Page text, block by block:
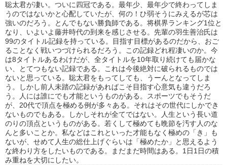
聡太君が凄い。ついに四冠である。最年少、最年少で終わってしま
うのではないかと心配していたが、何の！ひ弱そうにみえるが芯は
強いのだろう。とんでもない勝負師である。将棋界ランキング1位と
なり、いよいよ藤井時代の到来を感じさせる。先輩の羽生善治氏は
99のタイトル記録を持っている。目指す目標があるのだから、おご
ることなく戦いつづけられるだろう。この記録どれ程凄いのか。今
は8タイトルあるわけだが、全タイトルを10年取り続けても届かな
い、とてつもない記録である。これは今後絶対に破られるものでは
ないと思っている。聡太君をもってしても、うーんとなってしま
う。しかし前人未踏の記録があればこそ目指す心意気も違うだろ
う。人には誰にでも才能というものがある。スポーツでもそうだ
が、20代で頂点を極める例が多々ある。それはその世代にしかでき
ないものでもある。しかしそれが全てではない。人生という長い道
のりの頂点というものがある。若くして極めても晩節を汚す人のな
んと多いことか。私などはこれといった才能もなく極めの「き」も
ないが、せめて人生の総仕上げぐらいは「極めたか」と思えるよう
な終わり方をしたいものである。まだまだ時間はある。1日1日の積
み重ねを大切にしたい。